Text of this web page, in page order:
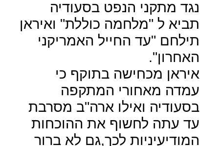
נגד מתקני הנפט בסעודיה
תביא ל "מלחמה כוללת" ואיראן
תילחם "עד החייל האמריקני
האחרון".
איראן מכחישה בתוקף כי
עמדה מאחורי המתקפה
בסעודיה ואילו ארה"ב מסרבת
עד עתה לחשוף את ההוכחות
המודיעיניות לכך,גם לא ברור